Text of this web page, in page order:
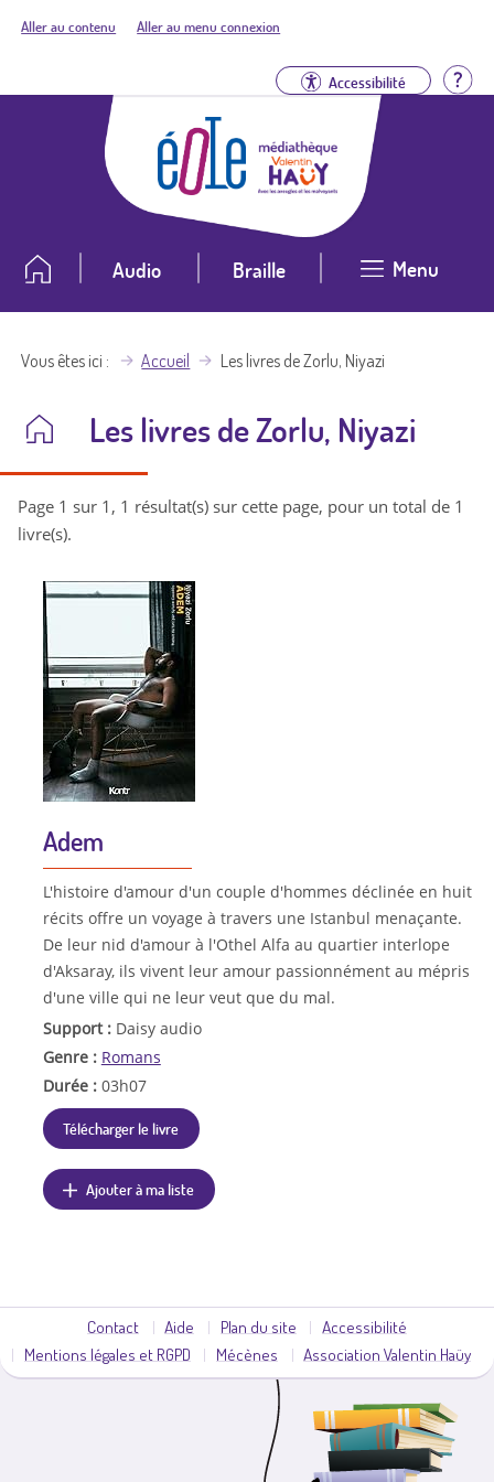
Aller au contenu Aller au menu connexion
Accessibilité
Audio Braille Menu
Vous êtes ici Accueil Les livres de Zorlu, Niyazi
Les livres de Zorlu, Niyazi
Page 1 sur 1, 1 résultat(s) sur cette page, pour un total de 1
livre(s).
Adem
L'histoire d'amour d'un couple d'hommes déclinée en huit
récits offre un voyage à travers une Istanbul menaçante.
De leur nid d'amour à l'Othel Alfa au quartier interlope
d'Aksaray, ils vivent leur amour passionnément au mépris
d'une ville qui ne leur veut que du mal.
Support : Daisy audio
Genre : Romans
Durée : 03h07
Télécharger le livre
Ajouter à ma liste
Contact Aide Plan du site
Accessibilité
Mentions légales et RGPD
Mécènes Association Valentin Haüy